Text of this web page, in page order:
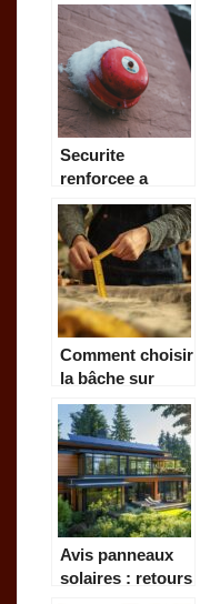
Securite
renforcee a
Rochefort :
comment bien
choisir son
installateur
d’alarme
Comment choisir
la bâche sur
mesure idéale
pour votre projet
Avis panneaux
solaires : retours